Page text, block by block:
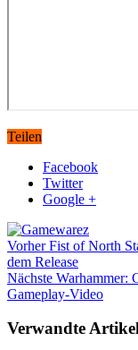
Teilen
Facebook
Twitter
Google +
VorherFist of North
dem Release
Nächste Warhammer:
Gameplay-Video
Verwandte